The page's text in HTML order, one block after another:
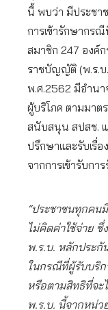
นี้ พบว่า มีประชาช
การเข้ารักษากร
สมาชิก 247 องค์
ราชบัญญัติ (พ.ร.บ
พ.ศ.2562 มีอำนา
ผู้บริโภค ตามมาต
สนับสนุน สปสช. แ
ปรึกษาและรับเรื่อ
จากการเข้ารับกา
“ประชาชนทุกคน
ไม่คิดค่าใช้จ่าย
พ.ร.บ. หลักประกั
ในกรณีที่ผู้รับบริก
หรือตามสิทธิที่จะ
พ.ร.บ. นี้จากหน่ว